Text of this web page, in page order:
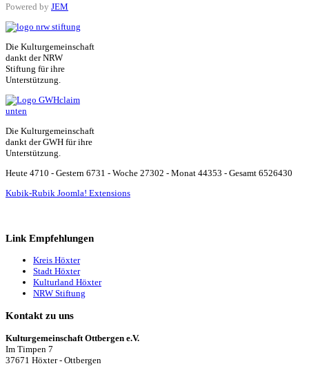
Powered by JEM
Die Kulturgemeinschaft
dankt der NRW
Stiftung für ihre
Unterstützung.
Die Kulturgemeinschaft
dankt der GWH für ihre
Unterstützung.
Heute 4710 - Gestern 6731 - Woche 27302 - Monat 44353 - Gesamt 6526430
Kubik-Rubik Joomla! Extensions
Link Empfehlungen
Kreis Höxter
Stadt Höxter
Kulturland Höxter
NRW Stiftung
Kontakt zu uns
Kulturgemeinschaft Ottbergen e.V.
Im Timpen 7
37671 Höxter - Ottbergen